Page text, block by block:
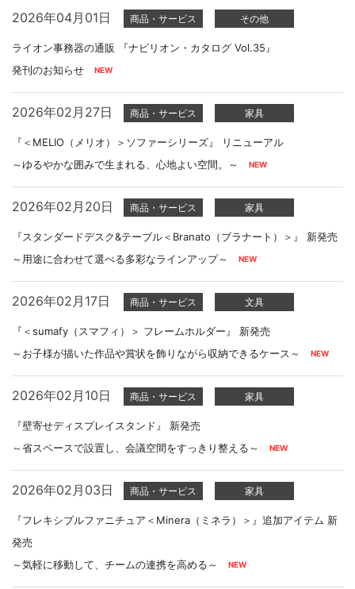
2026年04月01日 商品・サービス その他
ライオン事務器の通販 『ナビリオン・カタログ Vol.35』
発刊のお知らせ
2026年02月27日 商品・サービス 家具
『＜MELIO（メリオ）＞ソファーシリーズ』 リニューアル
～ゆるやかな囲みで生まれる、心地よい空間。～
2026年02月20日 商品・サービス 家具
『スタンダードデスク&テーブル＜Branato（ブラナート）＞』 新発売
～用途に合わせて選べる多彩なラインアップ～
2026年02月17日 商品・サービス 文具
『＜sumafy（スマフィ）＞ フレームホルダー』 新発売
～お子様が描いた作品や賞状を飾りながら収納できるケース～
2026年02月10日 商品・サービス 家具
『壁寄せディスプレイスタンド』 新発売
～省スペースで設置し、会議空間をすっきり整える～
2026年02月03日 商品・サービス 家具
『フレキシブルファニチュア＜Minera（ミネラ）＞』追加アイテム 新
発売
～気軽に移動して、チームの連携を高める～